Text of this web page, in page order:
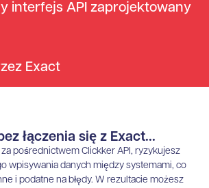
interfejs API zaprojektowany
Exact
łączenia się z Exact...
za pośrednictwem Clickker API, ryzykujesz
wpisywania danych między systemami, co
i podatne na błędy. W rezultacie możesz